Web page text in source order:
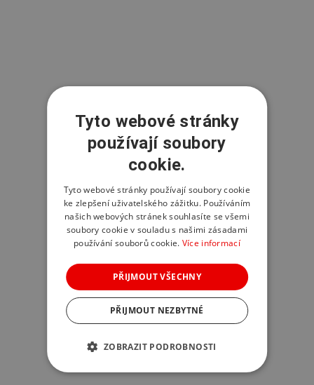
Tyto webové stránky
používají soubory
cookie.
Tyto webové stránky používají soubory cookie
ke zlepšení uživatelského zážitku. Používáním
našich webových stránek souhlasíte se všemi
soubory cookie v souladu s našimi zásadami
používání souborů cookie. Více informací
PŘIJMOUT VŠECHNY
PŘIJMOUT NEZBYTNÉ
ZOBRAZIT PODROBNOSTI